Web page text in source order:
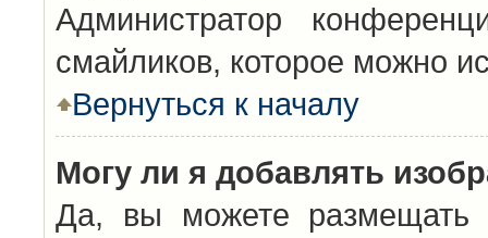
Администратор
смайликов, которое можно
Вернуться к началу
Могу ли я добавлять
Да, вы можете размещать